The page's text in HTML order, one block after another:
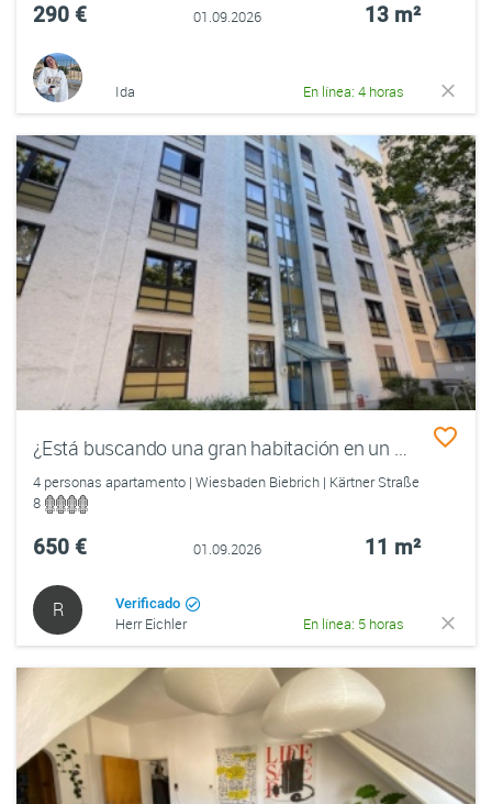
290 € 01.09.2026 13 m²
Ida En línea: 4 horas
4 personas apartamento | Wiesbaden Biebrich | Kärtner Straße
8
650 € 01.09.2026 11 m²
R Verificado
Herr Eichler En línea: 5 horas